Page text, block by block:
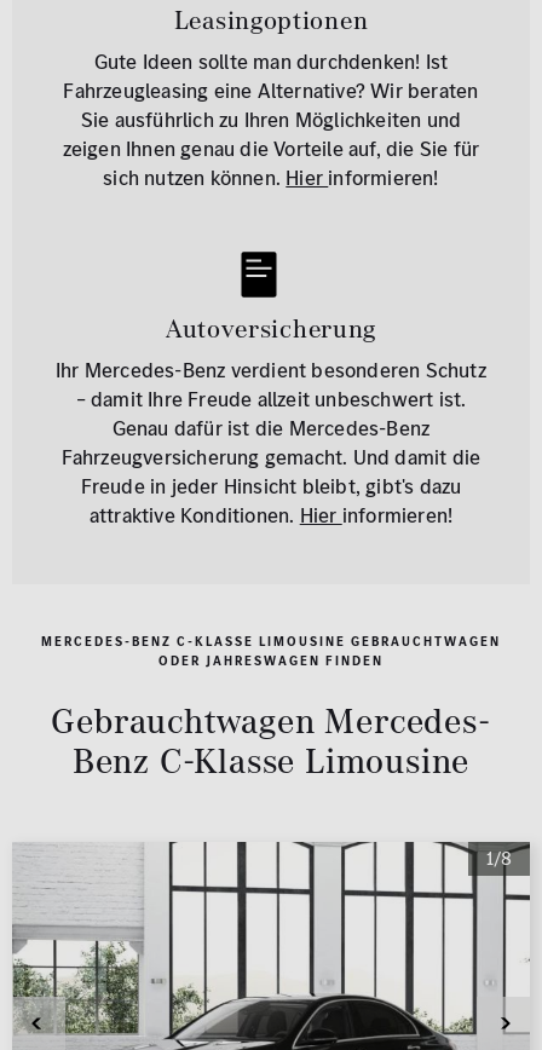
Leasingoptionen
Gute Ideen sollte man durchdenken! Ist
Fahrzeugleasing eine Alternative? Wir beraten
Sie ausführlich zu Ihren Möglichkeiten und
zeigen Ihnen genau die Vorteile auf, die Sie für
sich nutzen können. Hier informieren!
Autoversicherung
Ihr Mercedes-Benz verdient besonderen Schutz
– damit Ihre Freude allzeit unbeschwert ist.
Genau dafür ist die Mercedes-Benz
Fahrzeugversicherung gemacht. Und damit die
Freude in jeder Hinsicht bleibt, gibt's dazu
attraktive Konditionen. Hier informieren!
MERCEDES-BENZ C-KLASSE LIMOUSINE GEBRAUCHTWAGEN
ODER JAHRESWAGEN FINDEN
Gebrauchtwagen Mercedes-
Benz C-Klasse Limousine
1/8